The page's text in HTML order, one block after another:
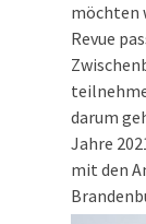
möchten
Revue
darum
Jahre
mit den